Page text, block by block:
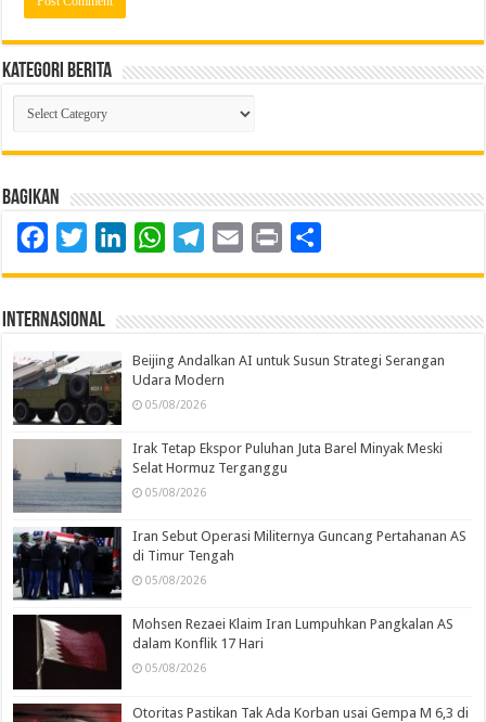
Kategori Berita
Kategori
Berita
Bagikan
FacebookTwitterLinkedInWhatsAppTelegram
Email Print
Internasional
Beijing Andalkan AI untuk Susun Strategi Serangan
Udara Modern
05/08/2026
Irak Tetap Ekspor Puluhan Juta Barel Minyak Meski
Selat Hormuz Terganggu
05/08/2026
Iran Sebut Operasi Militernya Guncang Pertahanan AS
di Timur Tengah
05/08/2026
Mohsen Rezaei Klaim Iran Lumpuhkan Pangkalan AS
dalam Konflik 17 Hari
05/08/2026
Otoritas Pastikan Tak Ada Korban usai Gempa M 6,3 di